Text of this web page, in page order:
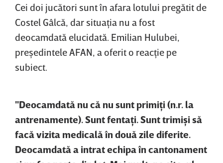
Cei doi jucători sunt în afara lotului pregătit de
Costel Gâlcă, dar situaţia nu a fost
deocamdată elucidată. Emilian Hulubei,
preşedintele AFAN, a oferit o reacţie pe
subiect.
"Deocamdată nu că nu sunt primiţi (n.r. la
antrenamente). Sunt fentaţi. Sunt trimişi să
facă vizita medicală în două zile diferite.
Deocamdată a intrat echipa în cantonament